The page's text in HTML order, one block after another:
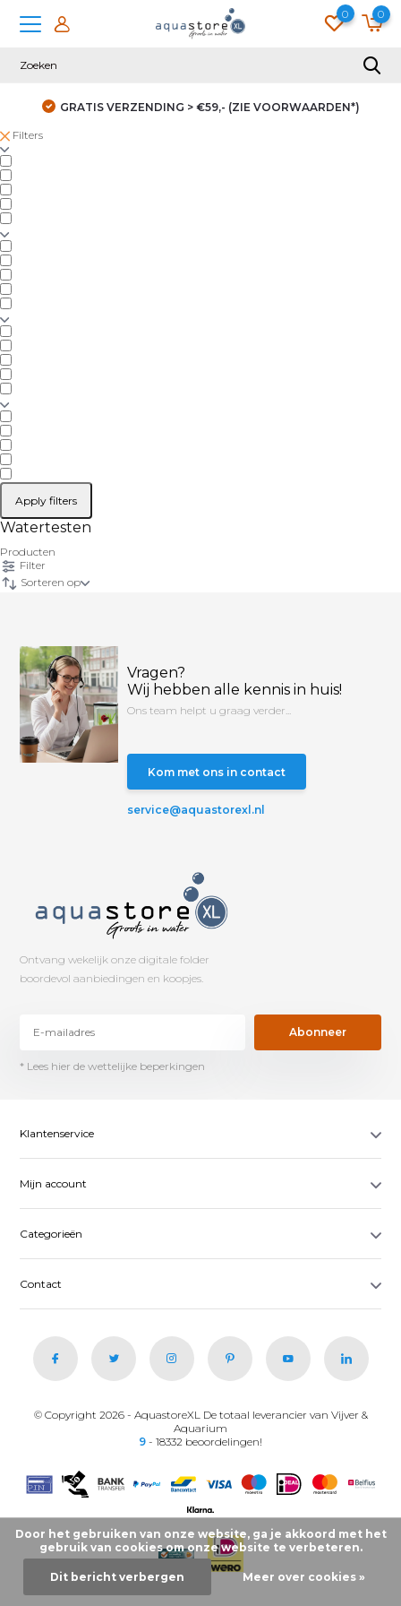
0 0
GRATIS VERZENDING > €59,- (ZIE VOORWAARDEN*)
Filters
Apply filters
Watertesten
Producten
Filter
Sorteren op
Vragen?
Wij hebben alle kennis in huis!
Ons team helpt u graag verder...
Kom met ons in contact
service@aquastorexl.nl
Ontvang wekelijk onze digitale folder
boordevol aanbiedingen en koopjes.
Abonneer
* Lees hier de wettelijke beperkingen
Klantenservice
Mijn account
Categorieën
Contact
© Copyright 2026 - AquastoreXL De totaal leverancier van Vijver &
Aquarium
9 - 18332 beoordelingen!
Door het gebruiken van onze website, ga je akkoord met het
gebruik van cookies om onze website te verbeteren.
Dit bericht verbergen Meer over cookies »